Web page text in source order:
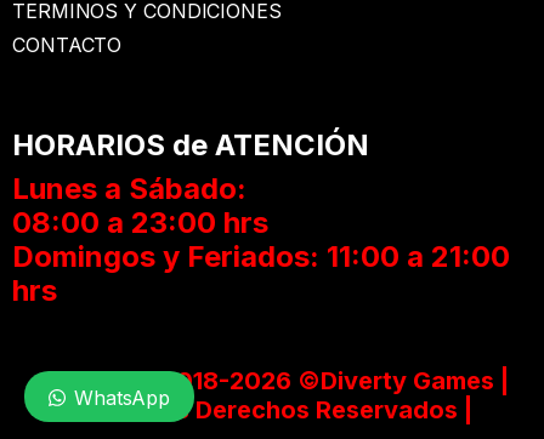
TERMINOS Y CONDICIONES
CONTACTO
HORARIOS de ATENCIÓN
Lunes a Sábado:
08:00 a 23:00 hrs
Domingos y Feriados: 11:00 a 21:00
hrs
Copyright 2018-2026 ©Diverty Games |
Todos los Derechos Reservados |
WhatsApp